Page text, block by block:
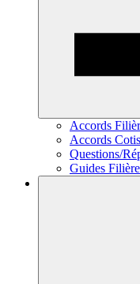
Accords
Accords
Questions/
Guides Filière